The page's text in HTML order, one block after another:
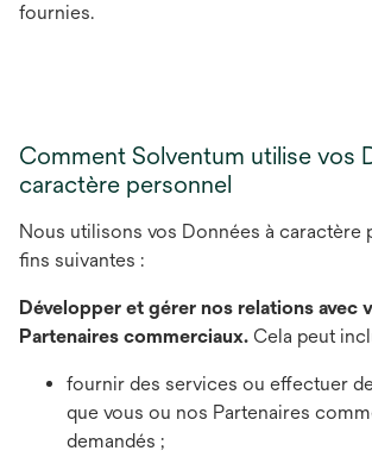
fournies.
Comment Solventum utilise vos
caractère personnel
Nous utilisons vos Données à caractère
fins suivantes :
Développer et gérer nos relations avec
Partenaires commerciaux. Cela peut
fournir des services ou effectuer
que vous ou nos Partenaires
demandés ;